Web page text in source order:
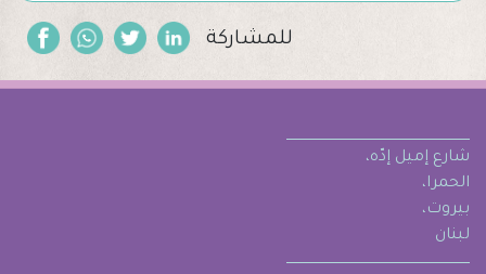
للمشاركة
شارع إميل إدّه،
الحمرا،
بيروت،
لبنان